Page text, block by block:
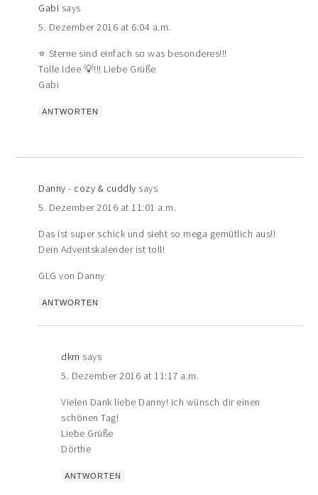
Gabi says
5. Dezember 2016 at 6:04 a.m.
⭐️️ Sterne sind einfach so was besonderes!!!
Tolle Idee 💡!!! Liebe Grüße
Gabi
ANTWORTEN
Danny - cozy & cuddly says
5. Dezember 2016 at 11:01 a.m.
Das ist super schick und sieht so mega gemütlich aus!!
Dein Adventskalender ist toll!
GLG von Danny
ANTWORTEN
dkm says
5. Dezember 2016 at 11:17 a.m.
Vielen Dank liebe Danny! ich wünsch dir einen
schönen Tag!
Liebe Grüße
Dörthe
ANTWORTEN